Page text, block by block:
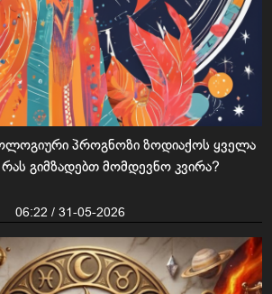
პროგნოზი ზოდიაქოს ყველა
რას გიმზადებთ მომდევნო კვირა?
06:22 / 31-05-2026